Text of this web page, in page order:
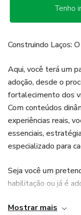
Tenho
Construindo Laços:
Aqui, você terá um
adoção, desde o
fortalecimento dos
Com conteúdos
experiências reais,
essenciais,
especializado para
Seja você um
habilitação ou já é
uma relação sólida e
Mostrar mais